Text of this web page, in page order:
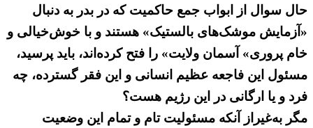
حال سوال از ابواب جمع حاکمیت که در بدر به دنبال
«آزمایش موشک‌های بالستیک» هستند و با خوش‌خیالی و
خام پروری» آسمان ولایت» را فتح کرده‌اند، باید پرسید،
مسئول این فاجعه عظیم انسانی و این فقر گسترده، چه
فرد و یا ارگانی در این رژیم هست؟
مگر به‌غیراز آنکه مسئولیت تام و تمام این وضعیت